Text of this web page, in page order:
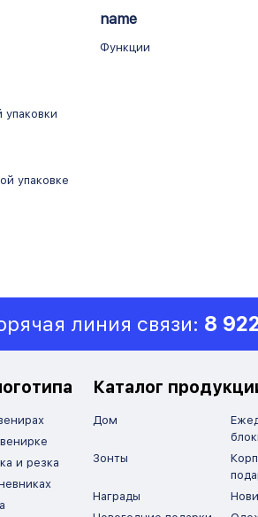
упаковке
name
Функции
линия связи: 8
и резка
Каталог
Дом
Зонты
Награды